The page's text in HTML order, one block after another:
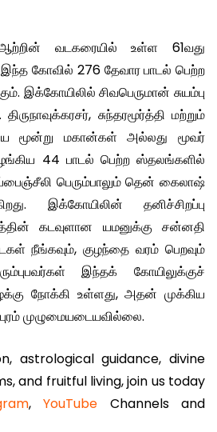
ஆற்றின் வடகரையில் உள்ள 61வது
கோவில் 276 தேவார பாடல் பெற்ற
இக்கோயிலில் சிவபெருமான் சுயம்பு
சுந்தரமூர்த்தி மற்றும்
மூன்று மகான்கள் அல்லது மூவர்
44 பாடல் பெற்ற ஸ்தலங்களில்
பெரும்பாலும் தென் கைலாஷ்
இக்கோயிலின் தனிச்சிறப்பு
கடவுளான யமனுக்கு சன்னதி
நீங்கவும், குழந்தை வரம் பெறவும்
இந்தக் கோயிலுக்குச்
நோக்கி உள்ளது, அதன் முக்கிய
முழுமையடையவில்லை.
astrological guidance, divine
and fruitful living, join us today
,YouTube Channels and